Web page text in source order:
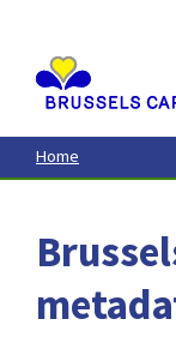
contenu
principal
Home